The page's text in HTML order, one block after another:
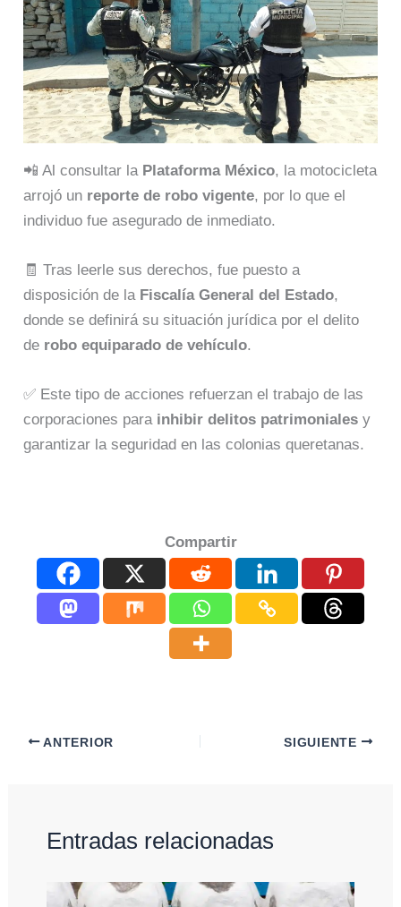
📲 Al consultar la Plataforma México, la motocicleta
arrojó un reporte de robo vigente, por lo que el
individuo fue asegurado de inmediato.
🧾 Tras leerle sus derechos, fue puesto a
disposición de la Fiscalía General del Estado,
donde se definirá su situación jurídica por el delito
de robo equiparado de vehículo.
✅ Este tipo de acciones refuerzan el trabajo de las
corporaciones para inhibir delitos patrimoniales y
garantizar la seguridad en las colonias queretanas.
Compartir
ANTERIOR SIGUIENTE
Entradas relacionadas